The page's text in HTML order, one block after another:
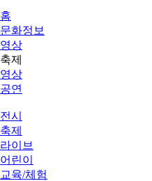
홈
문화정보
영상
축제
영상
공연
전시
축제
라이브
어린이
교육/체험